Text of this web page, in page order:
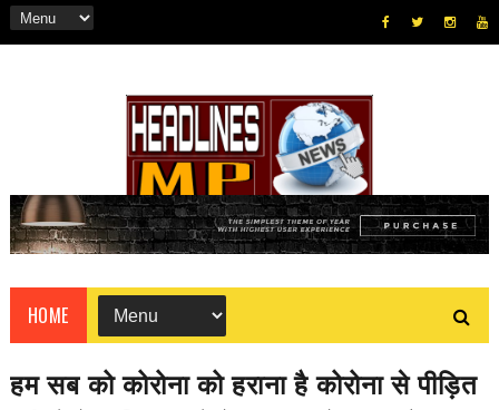
HOME
हम सब को कोरोना को हराना है कोरोना से पीड़ित